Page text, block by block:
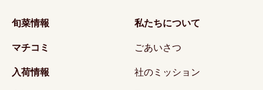
旬菜情報
マチコミ
入荷情報
私たちについて
ごあいさつ
社のミッション